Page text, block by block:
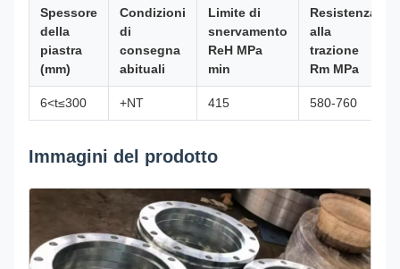
Spessore
della
piastra
(mm)
Condizioni
di
consegna
abituali
Limite di
snervamento
ReH MPa
min
Resistenza
alla
trazione
Rm MPa
6<t≤300 +NT 415 580-760
Immagini del prodotto